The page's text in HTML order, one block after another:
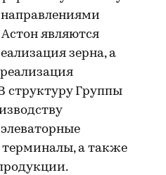
являются
зерна, а
структуру Группы
а также